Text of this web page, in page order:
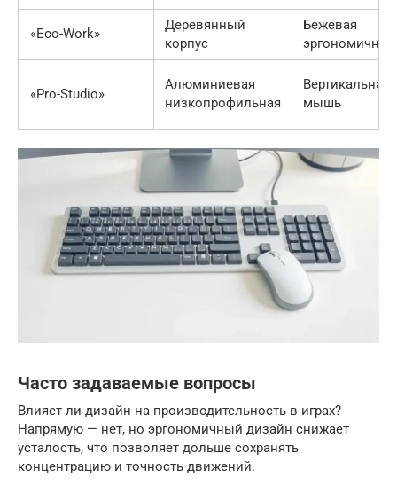
«Eco-Work»
Деревянный
корпус
Бежевая
эргономичная
«Pro-Studio»
Алюминиевая
низкопрофильная
Вертикальная
мышь
Часто задаваемые вопросы
Влияет ли дизайн на производительность в играх?
Напрямую — нет, но эргономичный дизайн снижает
усталость, что позволяет дольше сохранять
концентрацию и точность движений.